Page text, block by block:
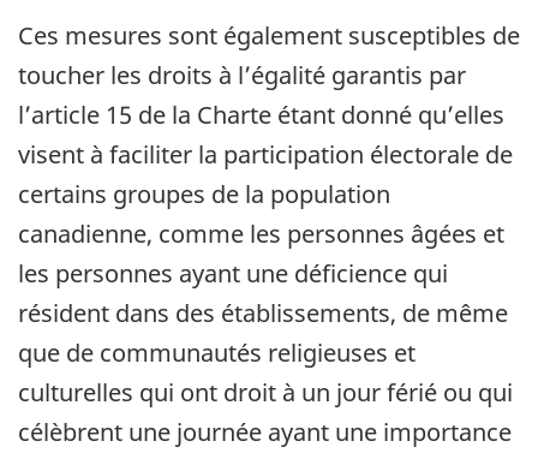
Ces mesures sont également susceptibles de
toucher les droits à l’égalité garantis par
l’article 15 de la Charte étant donné qu’elles
visent à faciliter la participation électorale de
certains groupes de la population
canadienne, comme les personnes âgées et
les personnes ayant une déficience qui
résident dans des établissements, de même
que de communautés religieuses et
culturelles qui ont droit à un jour férié ou qui
célèbrent une journée ayant une importance